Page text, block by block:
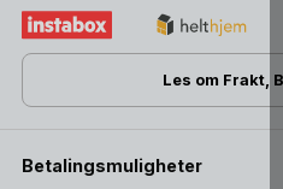
Les om Frakt,
Betalingsmuligheter